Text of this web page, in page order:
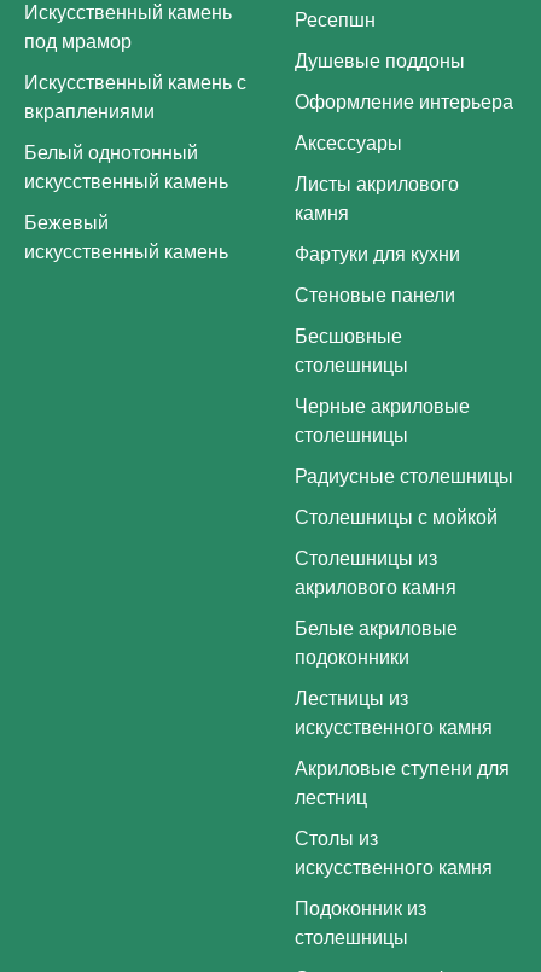
Искусственный камень
под мрамор
Искусственный камень с
вкраплениями
Белый однотонный
искусственный камень
Бежевый
искусственный камень
Ресепшн
Душевые поддоны
Оформление интерьера
Аксессуары
Листы акрилового
камня
Фартуки для кухни
Стеновые панели
Бесшовные
столешницы
Черные акриловые
столешницы
Радиусные столешницы
Столешницы с мойкой
Столешницы из
акрилового камня
Белые акриловые
подоконники
Лестницы из
искусственного камня
Акриловые ступени для
лестниц
Столы из
искусственного камня
Подоконник из
столешницы